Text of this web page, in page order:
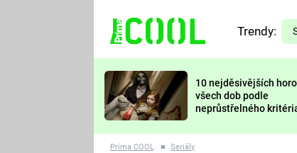
TŘESKU
FUTURAMA
Trendy:
10 nejděsivějších
všech dob podle
neprůstřelného
nejvíc zvednou tep?
Prima COOL ■ Seriály